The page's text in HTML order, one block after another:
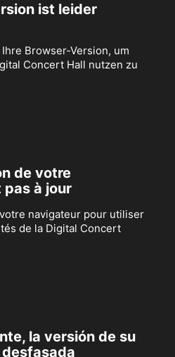
ist leider
Browser-Version, um
Concert Hall nutzen zu
de votre
pas à jour
navigateur pour utiliser
de la Digital Concert
la versión de su